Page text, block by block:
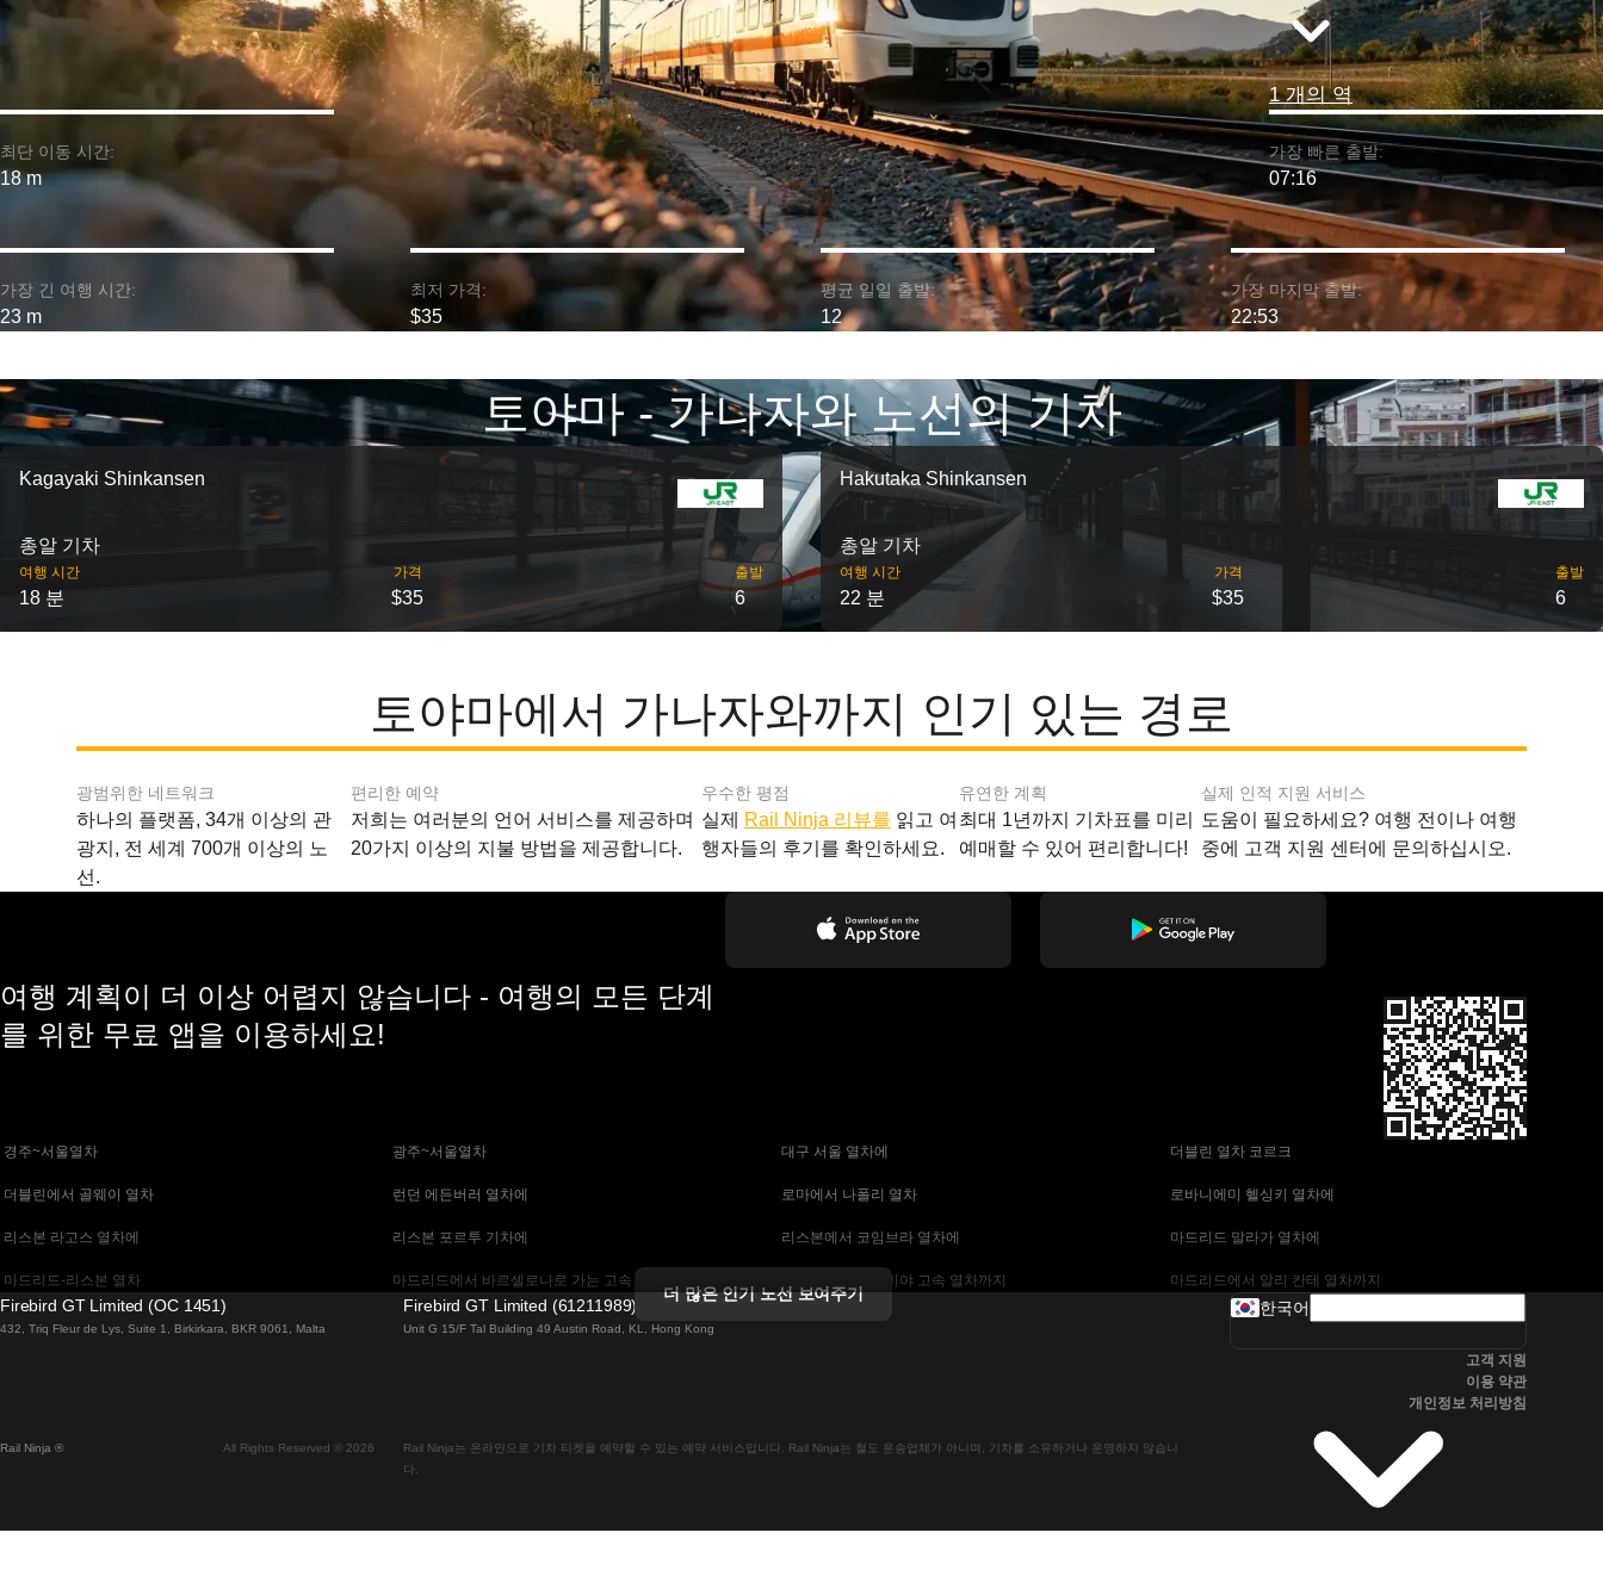
1 개의 역
최단 이동 시간:
18 m
가장 빠른 출발:
07:16
가장 긴 여행 시간:
23 m
최저 가격:
$35
평균 일일 출발:
12
가장 마지막 출발:
22:53
토야마 - 가나자와 노선의 기차
Kagayaki Shinkansen
총알 기차
여행 시간
18 분
가격
$35
출발
6
Hakutaka Shinkansen
총알 기차
여행 시간
22 분
가격
$35
출발
6
토야마에서 가나자와까지 인기 있는 경로
광범위한 네트워크
하나의 플랫폼, 34개 이상의 관
광지, 전 세계 700개 이상의 노
선.
편리한 예약
저희는 여러분의 언어 서비스를 제공하며
20가지 이상의 지불 방법을 제공합니다.
우수한 평점
실제 Rail Ninja 리뷰를 읽고 여
행자들의 후기를 확인하세요.
유연한 계획
최대 1년까지 기차표를 미리
예매할 수 있어 편리합니다!
실제 인적 지원 서비스
도움이 필요하세요? 여행 전이나 여행
중에 고객 지원 센터에 문의하십시오.
여행 계획이 더 이상 어렵지 않습니다 - 여행의 모든 단계
를 위한 무료 앱을 이용하세요!
경주~서울열차 광주~서울열차 대구 서울 열차에 더블린 열차 코르크
더블린에서 골웨이 열차 런던 에든버러 열차에 로마에서 나폴리 열차 로바니에미 헬싱키 열차에
리스본 라고스 열차에 리스본 포르투 기차에 리스본에서 코임브라 열차에 마드리드 말라가 열차에
마드리드-리스본 열차 마드리드에서 바르셀로나로 가는 고속 열차 마드리드에서 세비야 고속 열차까지 마드리드에서 알리 칸테 열차까지
말라가 마드리드 기차에 바르셀로나 마드리드 기차에 바르셀로나-말라가 열차
비엔나 부다페스트 기차에 비엔나에서 잘츠부르크 열차 비엔나에서 프라하 고속 열차에 서울~울산열차
더 많은 인기 노선 보여주기
Firebird GT Limited (OC 1451)
432, Triq Fleur de Lys, Suite 1, Birkirkara, BKR 9061, Malta
Firebird GT Limited (61211989)
Unit G 15/F Tal Building 49 Austin Road, KL, Hong Kong
Rail Ninja ® All Rights Reserved © 2026
Rail Ninja는 온라인으로 기차 티켓을 예약할 수 있는 예약 서비스입니다. Rail Ninja는 철도 운송업체가 아니며, 기차를 소유하거나 운영하지 않습니
다.
한국어
고객 지원
이용 약관
개인정보 처리방침